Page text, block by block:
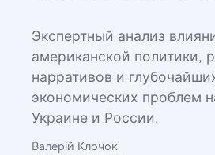
Экспертный анализ
американской политики,
нарративов и
экономических проблем
Украине и России.
Валерій Клочок